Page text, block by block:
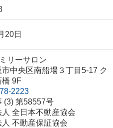
20日
リーサロン
中央区南船場３丁目5-17 ク
橋 9F
2223
(3) 第58557号
全日本不動産協会
不動産保証協会